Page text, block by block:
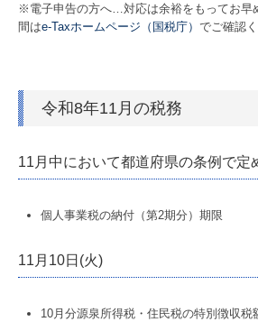
※電子申告の方へ…対応は余裕をもってお早
間はe-Taxホームページ（国税庁） でご確認く
令和8年11月の税務
11月中において都道府県の条例で定
個人事業税の納付（第2期分）期限
11月10日(火)
10月分源泉所得税・住民税の特別徴収税